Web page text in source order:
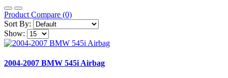
Product Compare (0)
Sort By:
Show:
2004-2007 BMW 545i Airbag